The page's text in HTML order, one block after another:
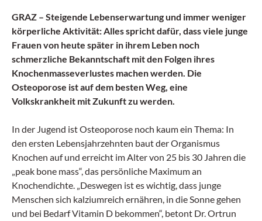
GRAZ – Steigende Lebenserwartung und immer weniger
körperliche Aktivität: Alles spricht dafür, dass viele junge
Frauen von heute später in ihrem Leben noch
schmerzliche Bekanntschaft mit den Folgen ihres
Knochenmasseverlustes machen werden. Die
Osteoporose ist auf dem besten Weg, eine
Volkskrankheit mit Zukunft zu werden.
In der Jugend ist Osteoporose noch kaum ein Thema: In
den ersten Lebensjahrzehnten baut der Organismus
Knochen auf und erreicht im Alter von 25 bis 30 Jahren die
„peak bone mass“, das persönliche Maximum an
Knochendichte. „Deswegen ist es wichtig, dass junge
Menschen sich kalziumreich ernähren, in die Sonne gehen
und bei Bedarf Vitamin D bekommen“, betont Dr. Ortrun